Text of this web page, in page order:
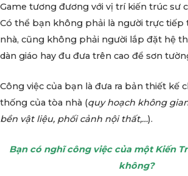
Game tương đương với vị trí kiến trúc sư
Có thể bạn không phải là người trực tiếp
nhà, cũng không phải người lắp đặt hệ
dàn giáo hay đu đưa trên cao để sơn
Công việc của bạn là đưa ra bản thiết kế
thống của tòa nhà (quy hoạch không
bền vật liệu, phối cảnh nội thất,…).
Bạn có nghĩ công việc của một Kiến
không?